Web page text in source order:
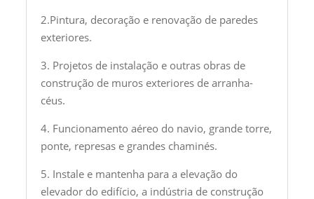
2.Pintura, decoração e renovação de paredes
exteriores.
3. Projetos de instalação e outras obras de
construção de muros exteriores de arranha-
céus.
4. Funcionamento aéreo do navio, grande torre,
ponte, represas e grandes chaminés.
5. Instale e mantenha para a elevação do
elevador do edifício, a indústria de construção